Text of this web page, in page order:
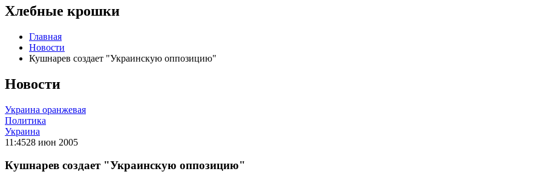
Хлебные крошки
Главная
Новости
Кушнарев создает "Украинскую оппозицию"
Новости
Украина оранжевая
Политика
Украина
11:4528 июн 2005
Кушнарев создает "Украинскую оппозицию"